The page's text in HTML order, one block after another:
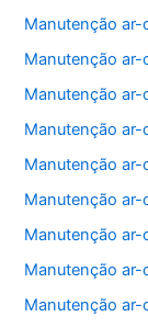
Manutenção ar-
Manutenção ar-
Manutenção ar-
Manutenção ar-
Manutenção ar-
Manutenção
Manutenção ar-
Manutenção ar-
Manutenção ar-